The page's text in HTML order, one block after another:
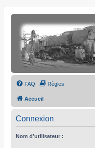
FAQ Règles
Accueil
Connexion
Nom d’utilisateur :